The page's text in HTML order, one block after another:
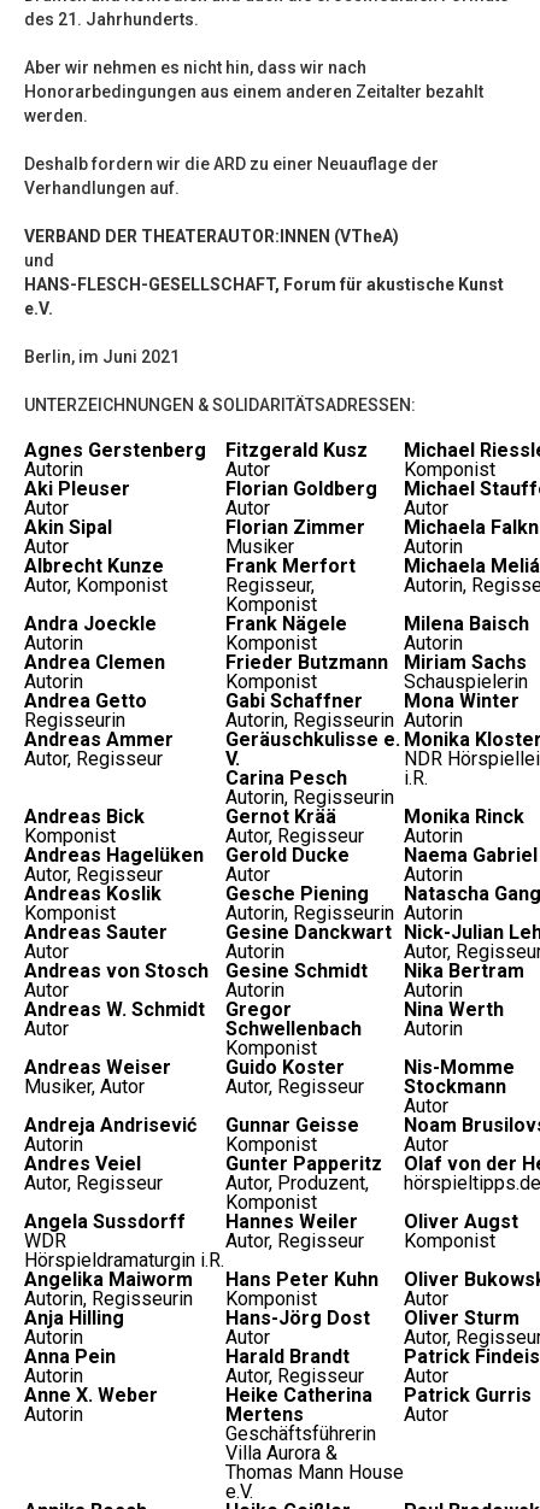
des 21. Jahrhunderts.
Aber wir nehmen es nicht hin, dass wir nach
Honorarbedingungen aus einem anderen Zeitalter bezahlt
werden.
Deshalb fordern wir die ARD zu einer Neuauflage der
Verhandlungen auf.
VERBAND DER THEATERAUTOR:INNEN (VTheA)
und
HANS-FLESCH-GESELLSCHAFT, Forum für akustische Kunst
e.V.
Berlin, im Juni 2021
UNTERZEICHNUNGEN & SOLIDARITÄTSADRESSEN:
Agnes Gerstenberg
Autorin
Fitzgerald Kusz
Autor
Michael
Komponist
Aki Pleuser
Autor
Florian Goldberg
Autor
Michael
Autor
Akin Sipal
Autor
Florian Zimmer
Musiker
Michaela
Autorin
Albrecht Kunze
Autor, Komponist
Frank Merfort
Regisseur,
Komponist
Michaela
Autorin,
Andra Joeckle
Autorin
Frank Nägele
Komponist
Milena Baisch
Autorin
Andrea Clemen
Autorin
Frieder Butzmann
Komponist
Miriam Sachs
Schauspielerin
Andrea Getto
Regisseurin
Gabi Schaffner
Autorin, Regisseurin
Mona Winter
Autorin
Andreas Ammer
Autor, Regisseur
Geräuschkulisse e.
V.
Carina Pesch
Autorin, Regisseurin
Monika
NDR
i.R.
Andreas Bick
Komponist
Gernot Krää
Autor, Regisseur
Monika Rinck
Autorin
Andreas Hagelüken
Autor, Regisseur
Gerold Ducke
Autor
Naema Gabriel
Autorin
Andreas Koslik
Komponist
Gesche Piening
Autorin, Regisseurin
Natascha
Autorin
Andreas Sauter
Autor
Gesine Danckwart
Autorin
Nick-Julian
Autor,
Andreas von Stosch
Autor
Gesine Schmidt
Autorin
Nika Bertram
Autorin
Andreas W. Schmidt
Autor
Gregor
Schwellenbach
Komponist
Nina Werth
Autorin
Andreas Weiser
Musiker, Autor
Guido Koster
Autor, Regisseur
Nis-Momme
Stockmann
Autor
Andreja Andrisević
Autorin
Gunnar Geisse
Komponist
Noam
Autor
Andres Veiel
Autor, Regisseur
Gunter Papperitz
Autor, Produzent,
Komponist
Olaf von der
hörspieltipps.de
Angela Sussdorff
WDR
Hörspieldramaturgin i.R.
Hannes Weiler
Autor, Regisseur
Oliver Augst
Komponist
Angelika Maiworm
Autorin, Regisseurin
Hans Peter Kuhn
Komponist
Oliver
Autor
Anja Hilling
Autorin
Hans-Jörg Dost
Autor
Oliver Sturm
Autor,
Anna Pein
Autorin
Harald Brandt
Autor, Regisseur
Patrick Findeis
Autor
Anne X. Weber
Autorin
Heike Catherina
Mertens
Geschäftsführerin
Villa Aurora &
Thomas Mann House
e.V.
Patrick Gurris
Autor